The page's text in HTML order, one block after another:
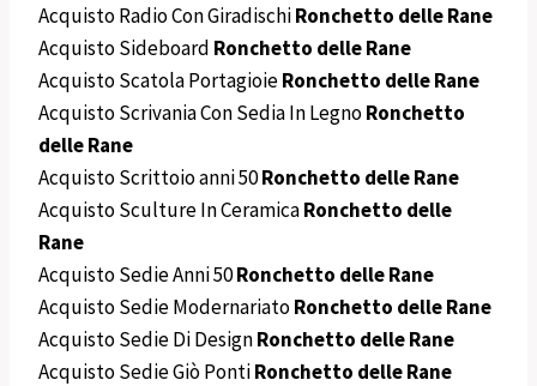
Acquisto Radio Con GiradischiRonchetto delle Rane
Acquisto Sideboard Ronchetto delle Rane
Acquisto Scatola PortagioieRonchetto delle Rane
Acquisto Scrivania Con Sedia In LegnoRonchetto
delle Rane
Acquisto Scrittoio anni 50Ronchetto delle Rane
Acquisto Sculture In CeramicaRonchetto delle
Rane
Acquisto Sedie Anni 50Ronchetto delle Rane
Acquisto Sedie ModernariatoRonchetto delle Rane
Acquisto Sedie Di DesignRonchetto delle Rane
Acquisto Sedie Giò PontiRonchetto delle Rane